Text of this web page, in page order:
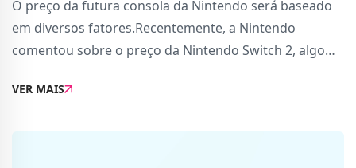
O preço da futura consola da Nintendo será baseado
em diversos fatores.Recentemente, a Nintendo
comentou sobre o preço da Nintendo Switch 2, algo
que será baseado em diversos fatores. Apesar tud
VER MAIS